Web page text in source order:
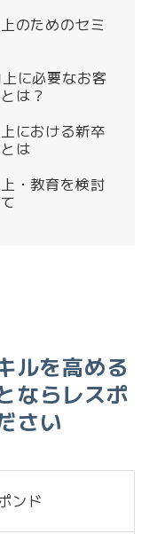
のためのセミ
に必要なお客
は？
における新卒
は
・教育を検討
ルを高める
ならレスポ
さい
ンド